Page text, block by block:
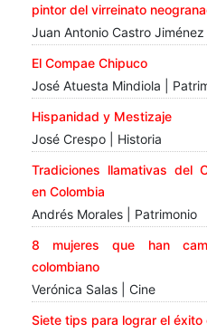
pintor del virreinato
Juan Antonio Castro
El Compae Chipuco
José Atuesta Mindiola |
Hispanidad y Mestizaje
José Crespo | Historia
Tradiciones llamativas del
en Colombia
Andrés Morales | Patrimonio
8 mujeres que han
colombiano
Verónica Salas | Cine
Siete tips para lograr el éxito